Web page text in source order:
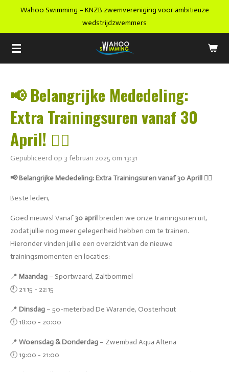
de
hoofdinhoud
Wahoo Swimming – KNZB zwemvereniging voor ambitieuze
wedstrijdzwemmers
📢 Belangrijke Mededeling:
Extra Trainingsuren vanaf 30
April! 🏊‍♂️
Gepubliceerd op 3 februari 2025 om 13:31
📢 Belangrijke Mededeling: Extra Trainingsuren vanaf 30 April! 🏊‍♂️
Beste leden,
Goed nieuws! Vanaf30 april breiden we onze trainingsuren uit,
zodat jullie nog meer gelegenheid hebben om te trainen.
Hieronder vinden jullie een overzicht van de nieuwe
trainingsmomenten en locaties:
📍 Maandag – Sportwaard, Zaltbommel
🕘 21:15 - 22:15
📍 Dinsdag – 50-meterbad De Warande, Oosterhout
🕕 18:00 - 20:00
📍 Woensdag & Donderdag – Zwembad Aqua Altena
🕖 19:00 - 21:00